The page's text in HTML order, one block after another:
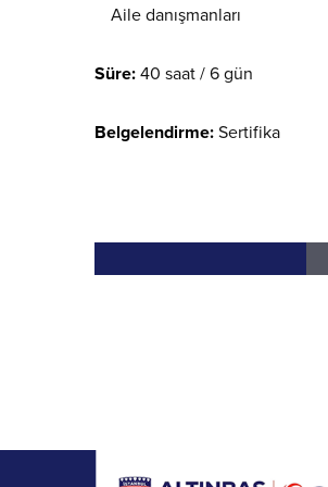
Aile danışmanları
Süre: 40 saat / 6 gün
Belgelendirme: Sertifika